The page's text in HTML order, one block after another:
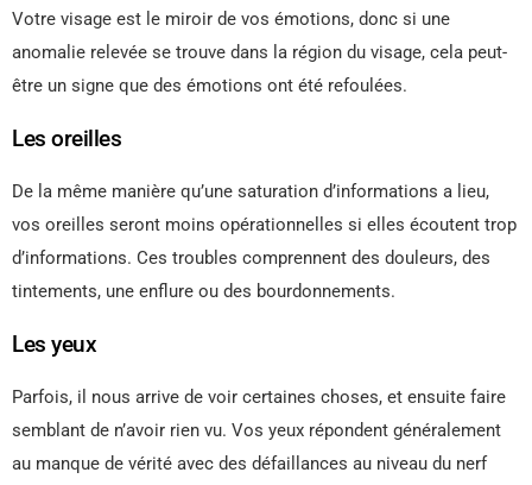
Votre visage est le miroir de vos émotions, donc si une
anomalie relevée se trouve dans la région du visage, cela peut-
être un signe que des émotions ont été refoulées.
Les oreilles
De la même manière qu’une saturation d’informations a lieu,
vos oreilles seront moins opérationnelles si elles écoutent trop
d’informations. Ces troubles comprennent des douleurs, des
tintements, une enflure ou des bourdonnements.
Les yeux
Parfois, il nous arrive de voir certaines choses, et ensuite faire
semblant de n’avoir rien vu. Vos yeux répondent généralement
au manque de vérité avec des défaillances au niveau du nerf